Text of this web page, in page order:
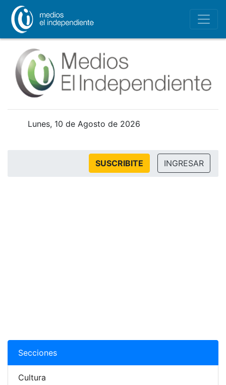
Lunes, 10 de Agosto de 2026
SUSCRIBITE INGRESAR
Secciones
Cultura